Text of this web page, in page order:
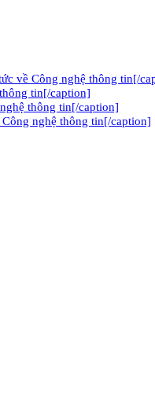
về Công nghệ thông tin[/
tin[/caption]
thông tin[/caption]
nghệ thông tin[/caption]